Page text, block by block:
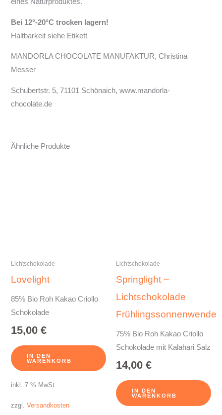
Bei 12°-20°C trocken lagern!
Haltbarkeit siehe Etikett
MANDORLA CHOCOLATE MANUFAKTUR, Christina
Messer
Schubertstr. 5, 71101 Schönaich, www.mandorla-
chocolate.de
Ähnliche Produkte
Lichtschokolade
Lovelight
85% Bio Roh Kakao Criollo
Schokolade
15,00€
IN DEN
WARENKORB
inkl. 7 % MwSt.
zzgl.Versandkosten
Lichtschokolade
Springlight ~
Lichtschokolade
Frühlingssonnenwende
75% Bio Roh Kakao Criollo
Schokolade mit Kalahari Salz
14,00 €
IN DEN
WARENKORB